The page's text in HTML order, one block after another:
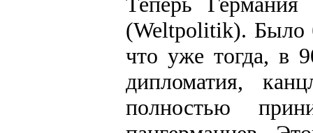
(Weltpolitik). Было
что уже тогда, в
дипломатия,
полностью